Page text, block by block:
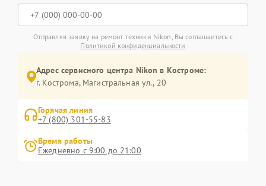
Отправляя заявку на ремонт техники Nikon, Вы соглашаетесь с
Политикой конфиденциальности
Адрес сервисного центра Nikon в Костроме:
г. Кострома, Магистральная ул., 20
Горячая линия
+7 (800) 301-55-83
Время работы
Ежедневно с 9:00 до 21:00